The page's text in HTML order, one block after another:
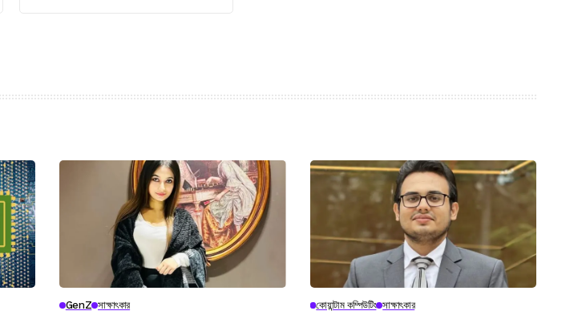
GenZ সাক্ষাৎকার কোয়ান্টাম কম্পিউটিং সাক্ষাৎকার